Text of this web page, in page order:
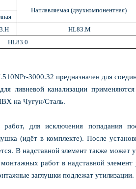
Наплавляемая (двухкомпонентная)
HL83.M
HL83.0
3000.32 предназначен для
ливневой канализации
на Чугун/Сталь.
для исключения попадания
(идёт в комплекте). После
В надставной элемент также может
работ в надставной
заглушки подлежат утилизации.